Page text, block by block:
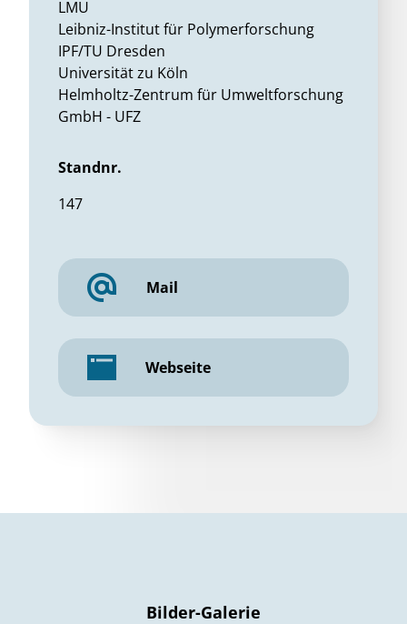
LMU
Leibniz-Institut für Polymerforschung
IPF/TU Dresden
Universität zu Köln
Helmholtz-Zentrum für Umweltforschung
GmbH - UFZ
Standnr.
147
Mail
Webseite
Bilder-Galerie